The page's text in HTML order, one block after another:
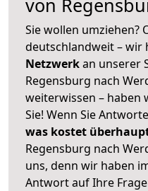
Sie wollen umziehen?
deutschlandweit – wir
Netzwerkan unserer
Regensburg nach
weiterwissen – haben
Sie! Wenn Sie
was kostet
Regensburg nach
uns, denn wir haben
Antwort auf Ihre